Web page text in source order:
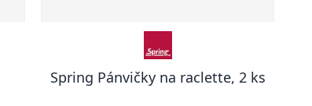
Spring Pánvičky na raclette, 2 ks